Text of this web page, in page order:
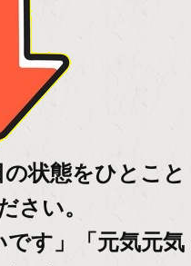
状態をひとこと
さい。
す」「元気元気